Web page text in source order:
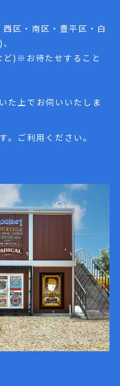
区・南区・豊平区・白
ど)※お待たせすること
た上でお伺いいたしま
ご利用ください。